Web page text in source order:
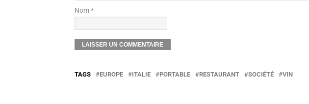
Nom *
TAGS EUROPE ITALIE PORTABLE RESTAURANT SOCIÉTÉ VIN